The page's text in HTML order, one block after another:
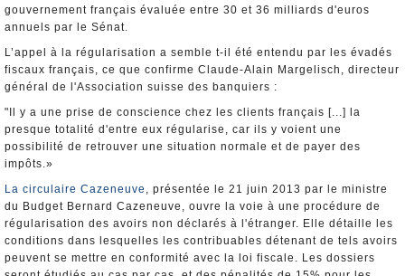
gouvernement français évaluée entre 30 et 36 milliards d'euros
annuels par le Sénat.
L’appel à la régularisation a semble t-il été entendu par les évadés
fiscaux français, ce que confirme Claude-Alain Margelisch, directeur
général de l'Association suisse des banquiers :
"Il y a une prise de conscience chez les clients français [...] la
presque totalité d'entre eux régularise, car ils y voient une
possibilité de retrouver une situation normale et de payer des
impôts.»
La circulaire Cazeneuve , présentée le 21 juin 2013 par le ministre
du Budget Bernard Cazeneuve, ouvre la voie à une procédure de
régularisation des avoirs non déclarés à l'étranger. Elle détaille les
conditions dans lesquelles les contribuables détenant de tels avoirs
peuvent se mettre en conformité avec la loi fiscale. Les dossiers